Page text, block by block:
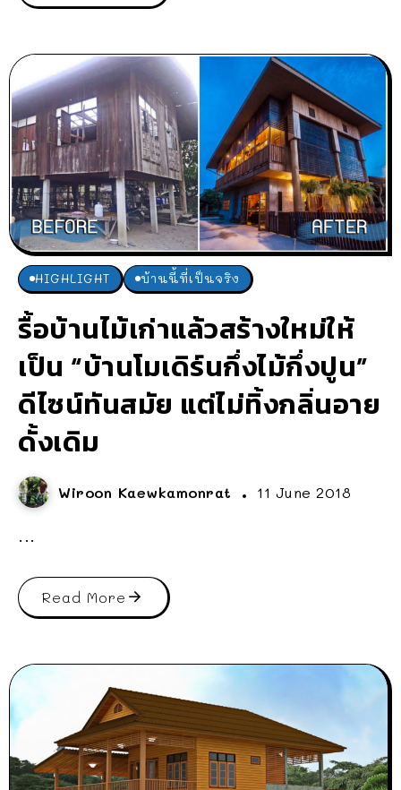
HIGHLIGHT บ้านนี้ที่เป็นจริง
รื้อบ้านไม้เก่าแล้วสร้างใหม่ให้
เป็น “บ้านโมเดิร์นกึ่งไม้กึ่งปูน”
ดีไซน์ทันสมัย แต่ไม่ทิ้งกลิ่นอาย
ดั้งเดิม
Wiroon Kaewkamonrat 11 June 2018
...
Read More